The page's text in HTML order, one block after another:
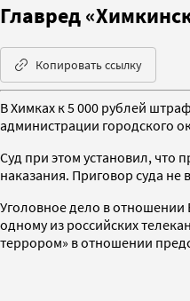
Главред
Копировать ссылку
В Химках к 5 000 рублей
администрации городского
Суд при этом установил, что
наказания. Приговор суда не
Уголовное дело в отношении
одному из российских
террором» в отношении